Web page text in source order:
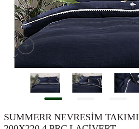
SUMMERR NEVRESİM TAKIMI